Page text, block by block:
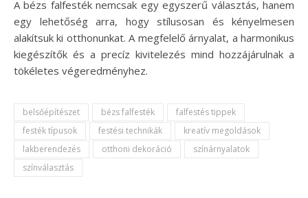
A bézs falfesték nemcsak egy egyszerű választás, hanem
egy lehetőség arra, hogy stílusosan és kényelmesen
alakítsuk ki otthonunkat. A megfelelő árnyalat, a harmonikus
kiegészítők és a precíz kivitelezés mind hozzájárulnak a
tökéletes végeredményhez.
belsőépítészet bézs falfesték
falfestés tippek
festék típusok
festési technikák
kreatív megoldások
lakberendezés
otthoni dekoráció
színárnyalatok
színválasztás